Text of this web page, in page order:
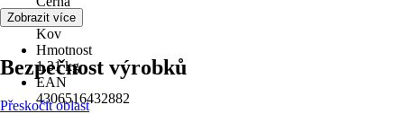
Materiál
Kov
Hmotnost
1,31 kg
EAN
4306516432882
Zobrazit více
Bezpečnost výrobků
Přeskočit oblast